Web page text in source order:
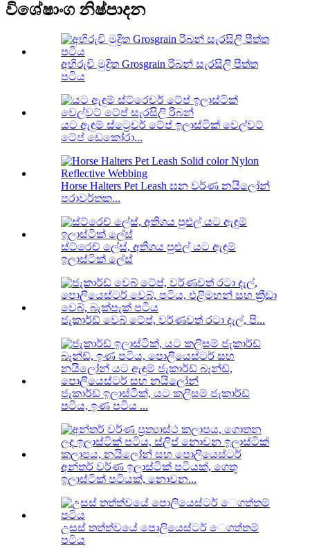
විශේෂාංග නිෂ්පාදන
අභිරුචි මුද්‍රිත Grosgrain රිබන් සැරසිලි පීත්ත
පටිය
යට ඇඳුම් ස්ට්‍රෙචර් ටේප් ඉලාස්ටික් වෙල්වට්
ටේප් ඩෙකෝරා...
Horse Halters Pet Leash ඝන වර්ණ නයිලෝන්
පරාවර්තක...
ස්ට්රෙච් ලේස්, අතිශය පුළුල් යට ඇඳුම්
ඉලාස්ටික් ලේස්
ජැකාර්ඩ් වෙබ් ටේප්, වර්ණවත් රටා දැල්, පි...
ජැකාර්ඩ් ඉලාස්ටික්, යට කලිසම් ජැකාර්ඩ්
පටිය, ඉණ පටිය ...
අන්තර් වර්ණ ඉලාස්ටික් පටියක්, ගෙතූ
ඉලාස්ටික් පටියක්, නොවන...
උසස් තත්ත්වයේ පොලියෙස්ටර් ෙගත්තම්
පටිය